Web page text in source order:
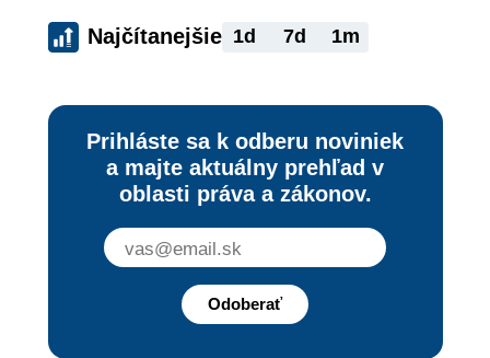
Najčítanejšie 1d 7d 1m
Prihláste sa k odberu noviniek
a majte aktuálny prehľad v
oblasti práva a zákonov.
Odoberať